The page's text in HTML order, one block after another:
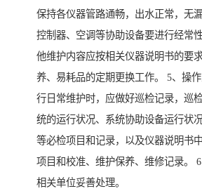
保持各仪器管路通畅，出水正常，无
控制器、空调等协助设备要进行经常
他维护内容应按相关仪器说明书的要
养、易耗品的定期更换工作。 5、操
行日常维护时，应做好巡检记录，巡
统的运行状况、系统协助设备运行状
等必检项目和记录，以及仪器说明书
项目和校准、维护保养、维修记录。
相关单位妥善处理。